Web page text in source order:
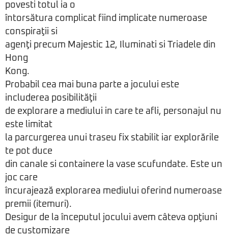
povesti totul ia o
întorsătura complicat fiind implicate numeroase
conspiraţii si
agenţi precum Majestic 12, Iluminati si Triadele din
Hong
Kong.
Probabil cea mai buna parte a jocului este
includerea posibilităţii
de explorare a mediului in care te afli, personajul nu
este limitat
la parcurgerea unui traseu fix stabilit iar explorările
te pot duce
din canale si containere la vase scufundate. Este un
joc care
încurajează explorarea mediului oferind numeroase
premii (itemuri).
Desigur de la începutul jocului avem câteva opţiuni
de customizare